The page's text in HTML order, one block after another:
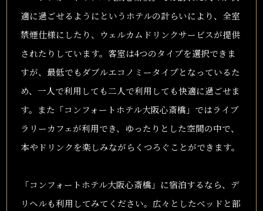
適に過ごせるようにというホテルの計らいにより、全室
禁煙仕様にしたり、ウェルカムドリンクサービスが提供
されたりしています。客室は4つのタイプを選択できま
すが、最低でもダブルエコノミータイプとなっているた
め、一人で利用しても二人で利用しても快適に過ごせま
す。また「コンフォートホテル大阪心斎橋」ではライブ
ラリーカフェが利用でき、ゆったりとした空間の中で、
本やドリンクを楽しみながらくつろぐことができます。
「コンフォートホテル大阪心斎橋」に宿泊するなら、デ
リヘルも利用してみてください。広々としたベッドと部